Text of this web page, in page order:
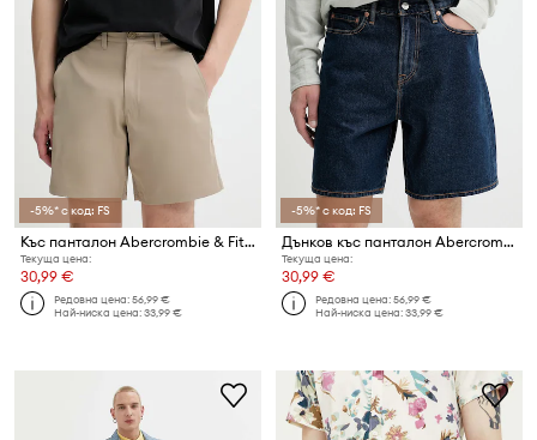
-5%* с код: FS
Къс панталон Abercrombie & Fitch
Текуща цена:
30,99 €
Редовна цена:56,99 €
Най-ниска цена:33,99 €
-5%* с код: FS
Дънков къс панталон Abercrombie & Fitch
Текуща цена:
30,99 €
Редовна цена:56,99 €
Най-ниска цена:33,99 €